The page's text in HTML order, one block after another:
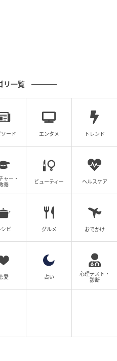
はん、堂々の1位は「焼き
イ楽しめる、特別感のあ
が印象的です。２位は僅
。ちょうど良い気候で屋
。また、「カレー」や
んなで囲んで楽しめるメ
しやすさやアレンジしや
イークの人が集まるごは
子がうかがえる結果とな
クのランチ何食べる？
リ一覧
ソード エンタメ トレンド
ャー・
養
ビューティー ヘルスケア
シピ グルメ おでかけ
愛 占い
心理テスト・
診断